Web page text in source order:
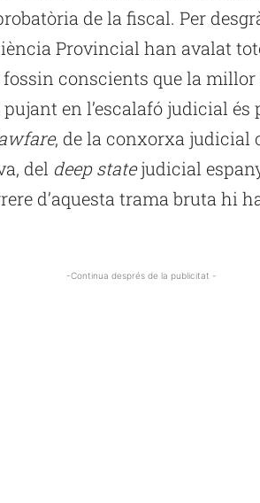
de la fiscal. Per
Provincial han avalat
conscients que la millor
en l’escalafó judicial
, de la conxorxa judicial
del deep statejudicial
d’aquesta trama bruta hi
-Continua després de la publicitat -